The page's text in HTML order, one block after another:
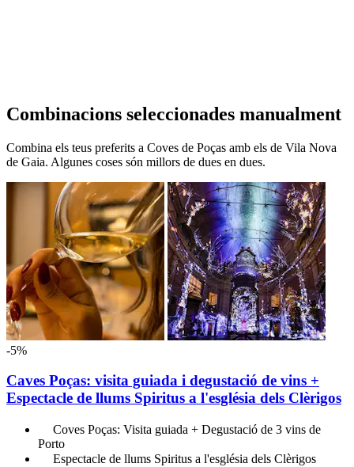
Combinacions seleccionades manualment
Combina els teus preferits a Coves de Poças amb els de Vila Nova
de Gaia. Algunes coses són millors de dues en dues.
-5%
Caves Poças: visita guiada i degustació de vins +
Espectacle de llums Spiritus a l'església dels Clèrigos
Coves Poças: Visita guiada + Degustació de 3 vins de
Porto
Espectacle de llums Spiritus a l'església dels Clèrigos